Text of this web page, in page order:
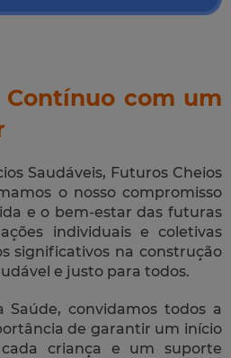
Contínuo com um
Saudáveis, Futuros Cheios
o nosso compromisso
e o bem-estar das futuras
individuais e coletivas
significativos na construção
e justo para todos.
Saúde, convidamos todos a
de garantir um início
criança e um suporte